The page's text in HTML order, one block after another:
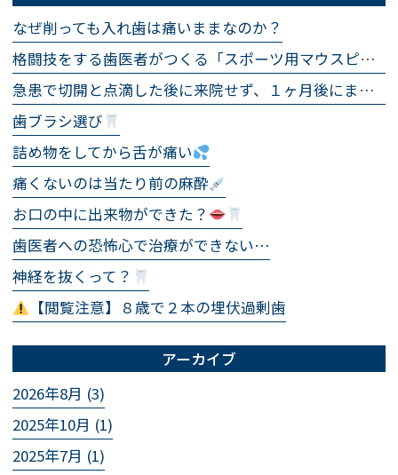
なぜ削っても入れ歯は痛いままなのか？
格闘技をする歯医者がつくる「スポーツ用マウスピース」
急患で切開と点滴した後に来院せず、１ヶ月後にまた急患で来院され、まったく同じ処置をした話
歯ブラシ選び
詰め物をしてから舌が痛い
痛くないのは当たり前の麻酔
お口の中に出来物ができた？
歯医者への恐怖心で治療ができない…
神経を抜くって？
【閲覧注意】８歳で２本の埋伏過剰歯
アーカイブ
2026年8月 (3)
2025年10月 (1)
2025年7月 (1)